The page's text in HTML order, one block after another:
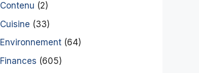
Contenu (2)
Cuisine (33)
Environnement (64)
Finances (605)